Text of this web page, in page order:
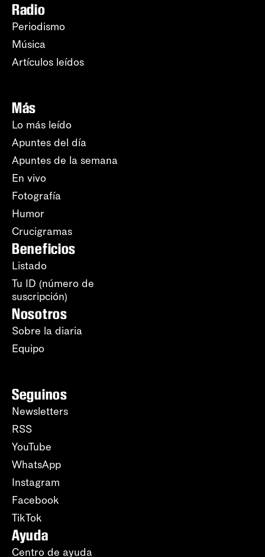
Radio
Periodismo
Música
Artículos leídos
Más
Lo más leído
Apuntes del día
Apuntes de la semana
En vivo
Fotografía
Humor
Crucigramas
Beneficios
Listado
Tu ID (número de
suscripción)
Nosotros
Sobre la diaria
Equipo
Seguinos
Newsletters
RSS
YouTube
WhatsApp
Instagram
Facebook
TikTok
Ayuda
Centro de ayuda